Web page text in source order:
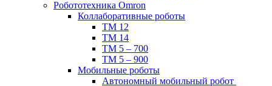
Робототехника Omron
Коллаборативные роботы
TM 12
TM 14
TM 5 – 700
TM 5 – 900
Мобильные роботы
Автономный мобильный робот